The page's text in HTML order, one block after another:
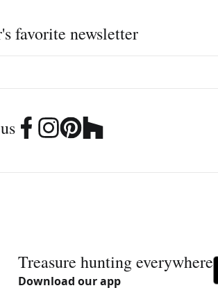
favorite newsletter
Treasure hunting everywhere
Download our app